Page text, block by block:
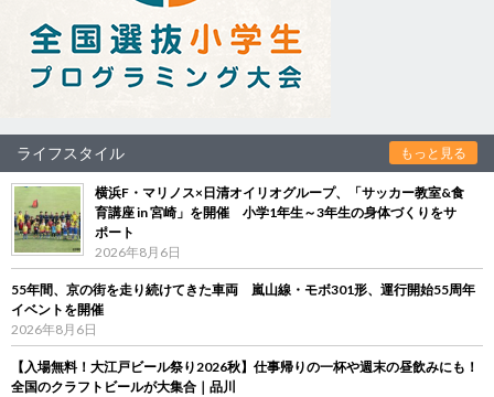
ライフスタイル もっと見る
横浜F・マリノス×日清オイリオグループ、「サッカー教室&食
育講座 in 宮崎」を開催 小学1年生～3年生の身体づくりをサ
ポート
2026年8月6日
55年間、京の街を走り続けてきた車両 嵐山線・モボ301形、運行開始55周年
イベントを開催
2026年8月6日
【入場無料！大江戸ビール祭り2026秋】仕事帰りの一杯や週末の昼飲みにも！
全国のクラフトビールが大集合｜品川